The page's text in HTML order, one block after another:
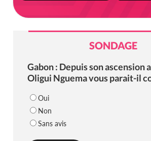
SONDAGE
Gabon : Depuis son ascension
Oligui Nguema vous parait-il
Oui
Non
Sans avis